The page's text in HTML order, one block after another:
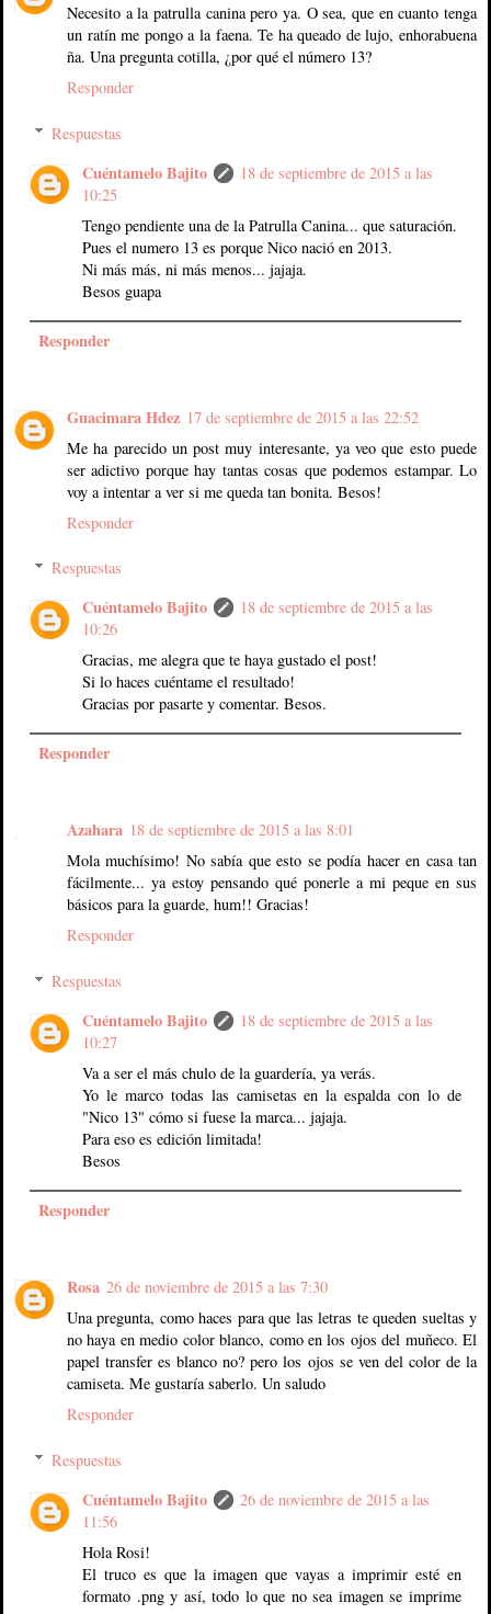
Necesito a la patrulla canina pero ya. O sea, que en cuanto tenga
un ratín me pongo a la faena. Te ha queado de lujo, enhorabuena
ña. Una pregunta cotilla, ¿por qué el número 13?
Responder
Respuestas
Cuéntamelo Bajito
18 de septiembre de 2015 a las
10:25
Tengo pendiente una de la Patrulla Canina... que saturación.
Pues el numero 13 es porque Nico nació en 2013.
Ni más más, ni más menos... jajaja.
Besos guapa
Responder
Guacimara Hdez 17 de septiembre de 2015 a las 22:52
Me ha parecido un post muy interesante, ya veo que esto puede
ser adictivo porque hay tantas cosas que podemos estampar. Lo
voy a intentar a ver si me queda tan bonita. Besos!
Responder
Respuestas
Cuéntamelo Bajito
18 de septiembre de 2015 a las
10:26
Gracias, me alegra que te haya gustado el post!
Si lo haces cuéntame el resultado!
Gracias por pasarte y comentar. Besos.
Responder
Azahara 18 de septiembre de 2015 a las 8:01
Mola muchísimo! No sabía que esto se podía hacer en casa tan
fácilmente... ya estoy pensando qué ponerle a mi peque en sus
básicos para la guarde, hum!! Gracias!
Responder
Respuestas
Cuéntamelo Bajito
18 de septiembre de 2015 a las
10:27
Va a ser el más chulo de la guardería, ya verás.
Yo le marco todas las camisetas en la espalda con lo de
"Nico 13" cómo si fuese la marca... jajaja.
Para eso es edición limitada!
Besos
Responder
Rosa 26 de noviembre de 2015 a las 7:30
Una pregunta, como haces para que las letras te queden sueltas y
no haya en medio color blanco, como en los ojos del muñeco. El
papel transfer es blanco no? pero los ojos se ven del color de la
camiseta. Me gustaría saberlo. Un saludo
Responder
Respuestas
Cuéntamelo Bajito
26 de noviembre de 2015 a las
11:56
Hola Rosi!
El truco es que la imagen que vayas a imprimir esté en
formato .png y así, todo lo que no sea imagen se imprime